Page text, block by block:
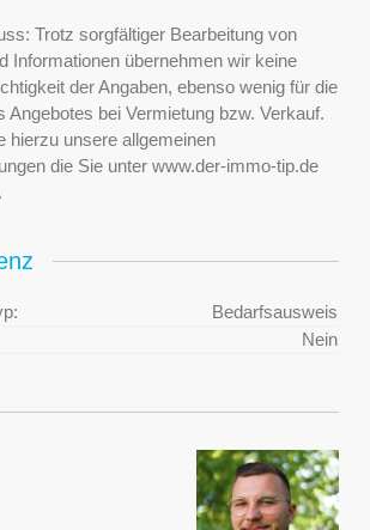
Trotz sorgfältiger Bearbeitung von
Informationen übernehmen wir keine
der Angaben, ebenso wenig für die
Angebotes bei Vermietung bzw. Verkauf.
hierzu unsere allgemeinen
die Sie unter www.der-immo-tip.de
Bedarfsausweis
Nein